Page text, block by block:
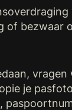
of bezwaar
vragen
je